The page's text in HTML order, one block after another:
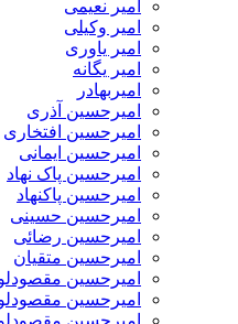
امیر نعیمی
امیر وکیلی
امیر یاوری
امیر یگانه
امیربهادر
امیرحسین آذری
امیرحسین افتخاری
امیرحسین ایمانی
امیرحسین پاک نهاد
امیرحسین پاکنهاد
امیرحسین حسینی
امیرحسین رضائی
امیرحسین متقیان
امیرحسین
امیرحسین